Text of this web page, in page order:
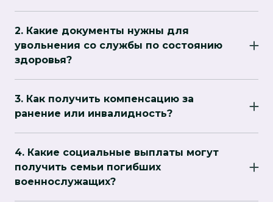
приказы, свидетельства и справки о
пребывании в зоне боевых действий. Адвокат
поможет:
● повторно подготовить заявление;
● подать иск в суд для оспаривания отказа.
2. Какие документы нужны для
увольнения со службы по состоянию
здоровья?
● заключение военно-врачебной комиссии
(ВВК);
● медицинские справки и анализы;
● заявление на увольнение.
Адвокат поможет грамотно подготовить
документы и оспорить отказ, если он
3. Как получить компенсацию за
ранение или инвалидность?
степени ранения или инвалидности;
● подать заявление в соответствующие
органы;
4. Какие социальные выплаты могут
получить семьи погибших
военнослужащих?